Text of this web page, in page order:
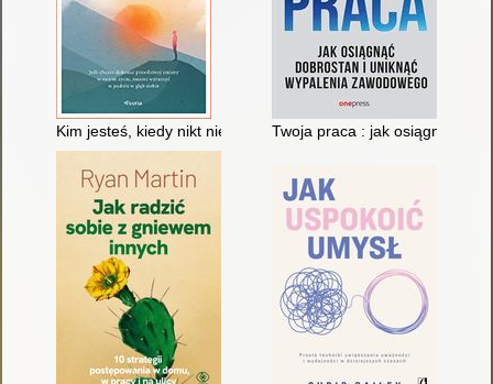
Kim jesteś, kiedy nikt nie patrzyTwoja praca : jak osiągnąć